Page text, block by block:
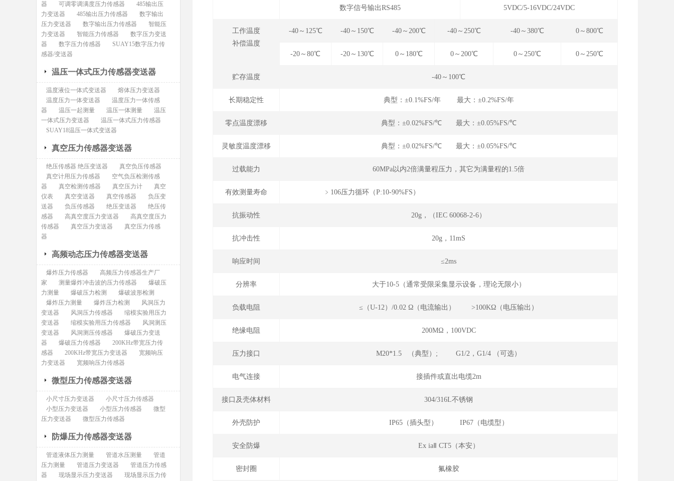
数字信号输出RS485 5VDC/5-16VDC/24VDC
工作温度
补偿温度
-40～125℃ -40～150℃ -40～200℃ -40～250℃ -40～380℃ 0～800℃
-20～80℃ -20～130℃ 0～180℃ 0～200℃ 0～250℃ 0～250℃
贮存温度 -40～100℃
长期稳定性 典型：±0.1%FS/年 最大：±0.2%FS/年
零点温度漂移 典型：±0.02%FS/℃ 最大：±0.05%FS/℃
灵敏度温度漂移 典型：±0.02%FS/℃ 最大：±0.05%FS/℃
过载能力 60MPa以内2倍满量程压力，其它为满量程的1.5倍
有效测量寿命 ﹥106压力循环（P:10-90%FS）
抗振动性 20g，（IEC 60068-2-6）
抗冲击性 20g，11mS
响应时间 ≤2ms
分辨率 大于10-5（通常受限采集显示设备，理论无限小）
负载电阻 ≤（U-12）/0.02 Ω（电流输出） >100KΩ（电压输出）
绝缘电阻 200MΩ，100VDC
压力接口 M20*1.5 （典型）; G1/2，G1/4 （可选）
电气连接 接插件或直出电缆2m
接口及壳体材料 304/316L不锈钢
外壳防护 IP65（插头型） IP67（电缆型）
安全防爆 Ex iaⅡ CT5（本安）
密封圈 氟橡胶
器
可调零调满度压力传感器
485输出压
力变送器
485输出压力传感器
数字输出
压力变送器
数字输出压力传感器
智能压
力变送器
智能压力传感器
数字压力变送
器
数字压力传感器
SUAY15数字压力传
感器/变送器
温压一体式压力传感器变送器
温度液位一体式变送器
熔体压力变送器
温度压力一体变送器
温度压力一体传感
器
温压一起测量 温压一体测量
温压
一体式压力变送器
温压一体式压力传感器
SUAY18温压一体式变送器
真空压力传感器变送器
绝压传感器 绝压变送器
真空负压传感器
真空计用压力传感器
空气负压检测传感
器
真空检测传感器 真空压力计
真空
仪表
真空变送器 真空传感器
负压变
送器
负压传感器 绝压变送器
绝压传
感器
高真空度压力变送器
高真空度压力
传感器
真空压力变送器
真空压力传感
器
高频动态压力传感器变送器
爆炸压力传感器
高频压力传感器生产厂
家
测量爆炸冲击波的压力传感器
爆破压
力测量
爆破压力检测
爆破波形检测
爆炸压力测量
爆炸压力检测
风洞压力
变送器
风洞压力传感器
缩模实验用压力
变送器
缩模实验用压力传感器
风洞测压
变送器
风洞测压传感器
爆破压力变送
器
爆破压力传感器
200KHz带宽压力传
感器
200KHz带宽压力变送器
宽频响压
力变送器
宽频响压力传感器
微型压力传感器变送器
小尺寸压力变送器
小尺寸压力传感器
小型压力变送器
小型压力传感器
微型
压力变送器
微型压力传感器
防爆压力传感器变送器
管道液体压力测量 管道水压测量
管道
压力测量
管道压力变送器
管道压力传感
器
现场显示压力变送器
现场显示压力传